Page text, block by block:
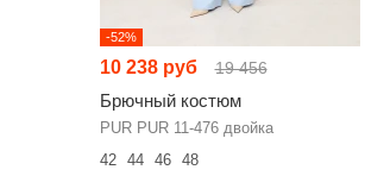
-52%
10 238 руб 19 456
Брючный костюм
PUR PUR 11-476 двойка
42
44 46 48